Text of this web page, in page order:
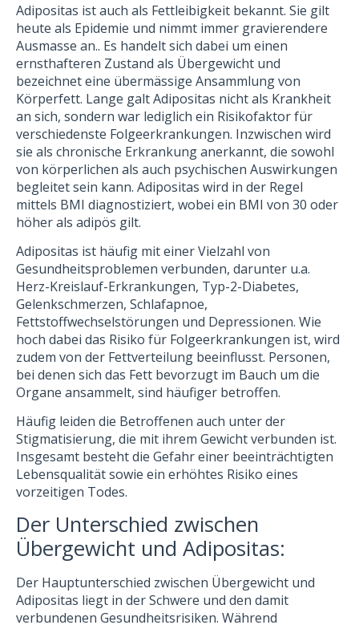
Adipositas ist auch als Fettleibigkeit bekannt. Sie gilt
heute als Epidemie und nimmt immer gravierendere
Ausmasse an.. Es handelt sich dabei um einen
ernsthafteren Zustand als Übergewicht und
bezeichnet eine übermässige Ansammlung von
Körperfett. Lange galt Adipositas nicht als Krankheit
an sich, sondern war lediglich ein Risikofaktor für
verschiedenste Folgeerkrankungen. Inzwischen wird
sie als chronische Erkrankung anerkannt, die sowohl
von körperlichen als auch psychischen Auswirkungen
begleitet sein kann. Adipositas wird in der Regel
mittels BMI diagnostiziert, wobei ein BMI von 30 oder
höher als adipös gilt.
Adipositas ist häufig mit einer Vielzahl von
Gesundheitsproblemen verbunden, darunter u.a.
Herz-Kreislauf-Erkrankungen, Typ-2-Diabetes,
Gelenkschmerzen, Schlafapnoe,
Fettstoffwechselstörungen und Depressionen. Wie
hoch dabei das Risiko für Folgeerkrankungen ist, wird
zudem von der Fettverteilung beeinflusst. Personen,
bei denen sich das Fett bevorzugt im Bauch um die
Organe ansammelt, sind häufiger betroffen.
Häufig leiden die Betroffenen auch unter der
Stigmatisierung, die mit ihrem Gewicht verbunden ist.
Insgesamt besteht die Gefahr einer beeinträchtigten
Lebensqualität sowie ein erhöhtes Risiko eines
vorzeitigen Todes.
Der Unterschied zwischen
Übergewicht und Adipositas:
Der Hauptunterschied zwischen Übergewicht und
Adipositas liegt in der Schwere und den damit
verbundenen Gesundheitsrisiken. Während